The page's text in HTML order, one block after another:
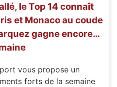
le Top 14 connaît
et Monaco au coude
gagne encore…
vous propose un
forts de la semaine